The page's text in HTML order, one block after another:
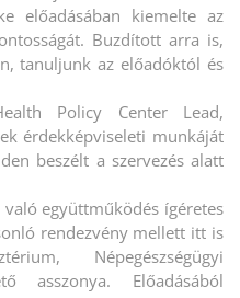
előadásában kiemelte az
Buzdított arra is,
tanuljunk az előadóktól és
Policy Center Lead,
érdekképviseleti munkáját
beszélt a szervezés alatt
együttműködés ígéretes
rendezvény mellett itt is
Népegészségügyi
asszonya. Előadásából